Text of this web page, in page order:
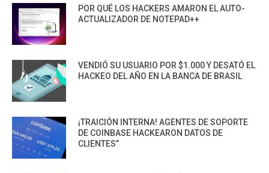
POR QUÉ LOS HACKERS AMARON EL AUTO-
ACTUALIZADOR DE NOTEPAD++
VENDIÓ SU USUARIO POR $1.000 Y DESATÓ EL
HACKEO DEL AÑO EN LA BANCA DE BRASIL
¡TRAICIÓN INTERNA! AGENTES DE SOPORTE
DE COINBASE HACKEARON DATOS DE
CLIENTES”